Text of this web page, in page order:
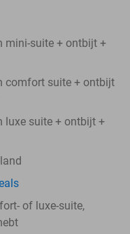
mini-suite + ontbijt +
comfort suite + ontbijt
luxe suite + ontbijt +
of luxe-suite,